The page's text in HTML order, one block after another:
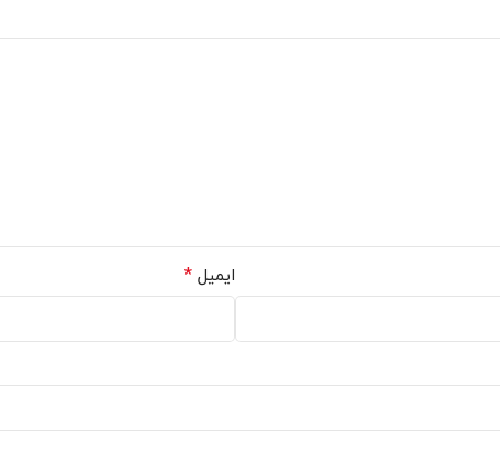
ایمیل *